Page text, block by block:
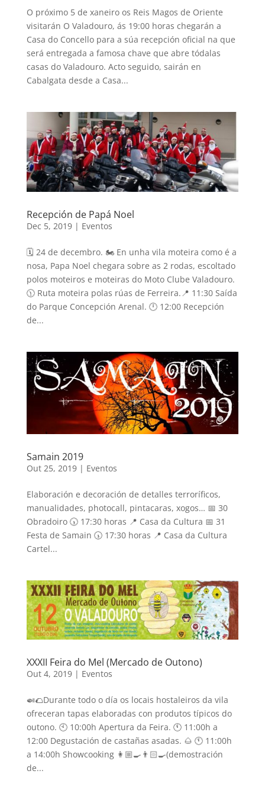
O próximo 5 de xaneiro os Reis Magos de Oriente
visitarán O Valadouro, ás 19:00 horas chegarán a
Casa do Concello para a súa recepción oficial na que
será entregada a famosa chave que abre tódalas
casas do Valadouro. Acto seguido, sairán en
Cabalgata desde a Casa...
Recepción de Papá Noel
Dec 5, 2019| Eventos
🗓 24 de decembro. 🏍 En unha vila moteira como é a
nosa, Papa Noel chegara sobre as 2 rodas, escoltado
polos moteiros e moteiras do Moto Clube Valadouro.
🕦 Ruta moteira polas rúas de Ferreira.📍 11:30 Saída
do Parque Concepción Arenal. 🕛 12:00 Recepción
de...
Samain 2019
Out 25, 2019| Eventos
Elaboración e decoración de detalles terroríficos,
manualidades, photocall, pintacaras, xogos… 📅 30
Obradoiro 🕠 17:30 horas 📍 Casa da Cultura 📅 31
Festa de Samain 🕠 17:30 horas 📍 Casa da Cultura
Cartel...
XXXII Feira do Mel (Mercado de Outono)
Out 4, 2019| Eventos
🍛🌮Durante todo o día os locais hostaleiros da vila
ofreceran tapas elaboradas con produtos típicos do
outono. 🕙 10:00h Apertura da Feira. 🕚 11:00h a
12:00 Degustación de castañas asadas. 🌰 🕚 11:00h
a 14:00h Showcooking 👩🏼‍🍳👨🏻‍🍳(demostración
de...